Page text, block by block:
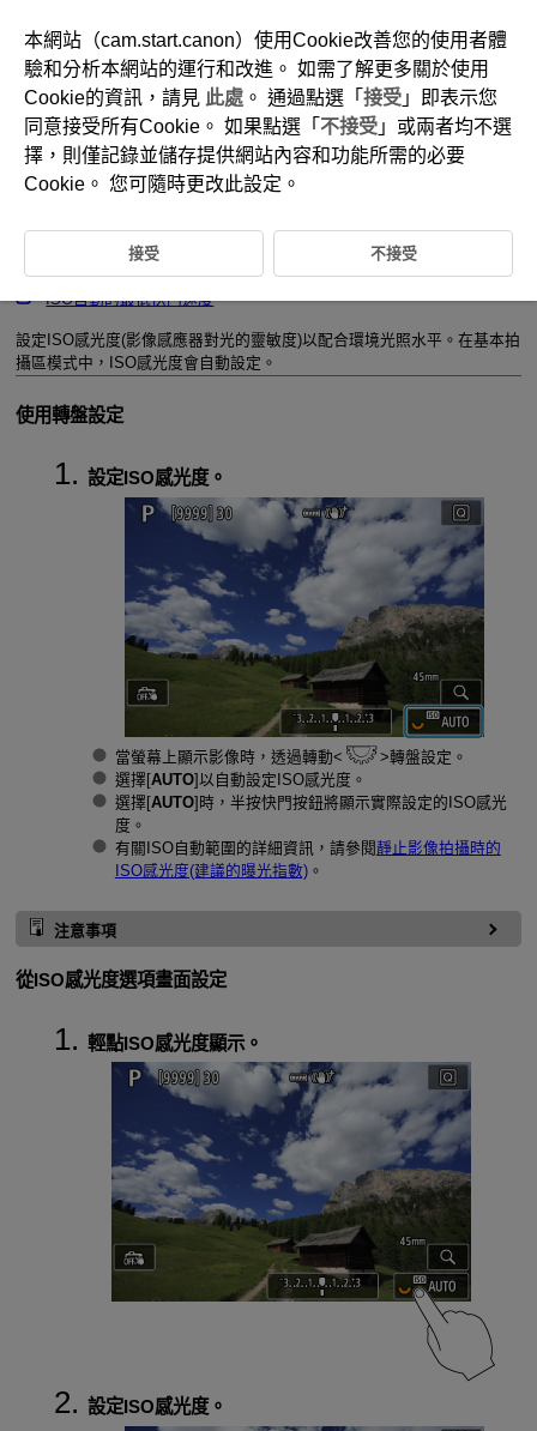
D388-072
靜止影像ISO感光度設定
使用ISO自動時的ISO感光度範圍
ISO自動的最低快門速度
設定ISO感光度(影像感應器對光的靈敏度)以配合環境光照水平。在基本拍
攝區模式中，ISO感光度會自動設定。
使用轉盤設定
設定ISO感光度。
當螢幕上顯示影像時，透過轉動
轉盤設定。
選擇[AUTO]以自動設定ISO感光度。
選擇[AUTO]時，半按快門按鈕將顯示實際設定的ISO感光
度。
有關ISO自動範圍的詳細資訊，請參閱靜止影像拍攝時的
ISO感光度(建議的曝光指數)。
注意事項
從ISO感光度選項畫面設定
輕點ISO感光度顯示。
設定ISO感光度。
本網站（cam.start.canon）使用Cookie改善您的使用者體
驗和分析本網站的運行和改進。 如需了解更多關於使用
Cookie的資訊，請見 此處 。 通過點選「 接受 」即表示您
同意接受所有Cookie。 如果點選「 不接受 」或兩者均不選
擇，則僅記錄並儲存提供網站內容和功能所需的必要
Cookie。 您可隨時更改此設定。
接受 不接受